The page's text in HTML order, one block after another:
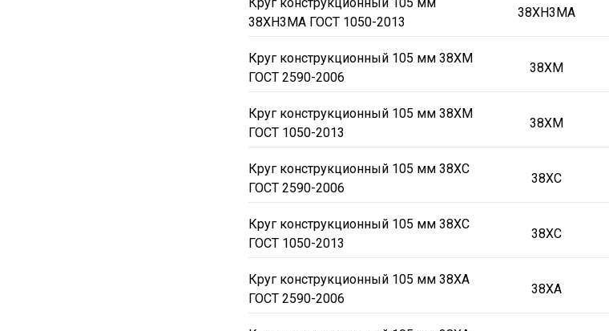
38ХН3МА ГОСТ 1050-2013
38ХН3МА
Круг конструкционный 105 мм 38ХМ
ГОСТ 2590-2006
38ХМ
Круг конструкционный 105 мм 38ХМ
ГОСТ 1050-2013
38ХМ
Круг конструкционный 105 мм 38ХС
ГОСТ 2590-2006
38ХС
Круг конструкционный 105 мм 38ХС
ГОСТ 1050-2013
38ХС
Круг конструкционный 105 мм 38ХА
ГОСТ 2590-2006
38ХА